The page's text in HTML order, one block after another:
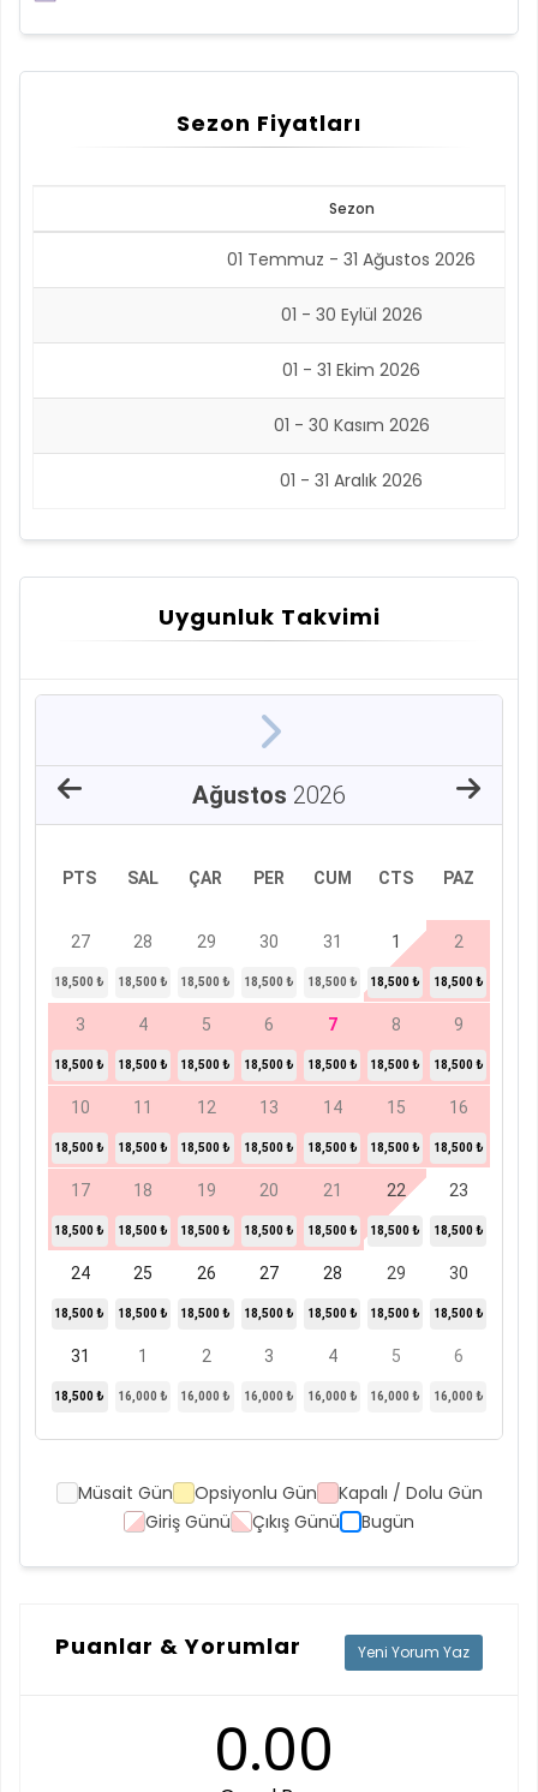
Sezon Fiyatları
Sezon
01 Temmuz - 31 Ağustos 2026
01 - 30 Eylül 2026
01 - 31 Ekim 2026
01 - 30 Kasım 2026
01 - 31 Aralık 2026
Uygunluk Takvimi
Ağustos 2026
PTS SAL ÇAR PER CUM CTS PAZ
27
18,500 ₺
28
18,500 ₺
29
18,500 ₺
30
18,500 ₺
31
18,500 ₺
1
18,500 ₺
2
18,500 ₺
3
18,500 ₺
4
18,500 ₺
5
18,500 ₺
6
18,500 ₺
7
18,500 ₺
8
18,500 ₺
9
18,500 ₺
10
18,500 ₺
11
18,500 ₺
12
18,500 ₺
13
18,500 ₺
14
18,500 ₺
15
18,500 ₺
16
18,500 ₺
17
18,500 ₺
18
18,500 ₺
19
18,500 ₺
20
18,500 ₺
21
18,500 ₺
22
18,500 ₺
23
18,500 ₺
24
18,500 ₺
25
18,500 ₺
26
18,500 ₺
27
18,500 ₺
28
18,500 ₺
29
18,500 ₺
30
18,500 ₺
31
18,500 ₺
1
16,000 ₺
2
16,000 ₺
3
16,000 ₺
4
16,000 ₺
5
16,000 ₺
6
16,000 ₺
Müsait Gün Opsiyonlu Gün
Kapalı / Dolu Gün
Giriş Günü
Çıkış Günü Bugün
Puanlar & Yorumlar Yeni Yorum Yaz
0.00